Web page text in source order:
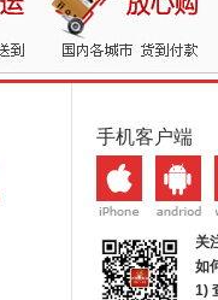
手机客户端
关
如
1)